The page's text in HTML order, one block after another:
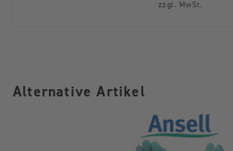
zzgl. MwSt.
Alternative Artikel